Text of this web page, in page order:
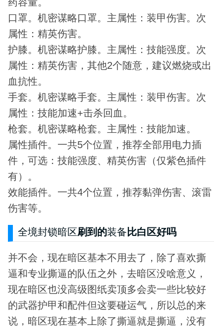
口罩。机密谋略口罩。主属性：装甲伤害。次
属性：精英伤害。
护膝。机密谋略护膝。主属性：技能强度。次
属性：精英伤害，其他2个随意，建议燃烧或出
血抗性。
手套。机密谋略手套。主属性：装甲伤害。次
属性：技能加速+击杀回血。
枪套。机密谋略枪套。主属性：技能加速。
属性插件。一共5个位置，推荐全部用电力插
件，可选：技能强度、精英伤害（仅紫色插件
有）。
效能插件。一共4个位置，推荐黏弹伤害、滚雷
伤害等。
全境封锁暗区刷到的装备 比白区好吗
并不会，现在暗区基本不用去了，除了喜欢撕
逼和专业撕逼的队伍之外，去暗区没啥意义，
现在暗区也没高级图纸卖顶多会卖一些比较好
的武器护甲和配件但这要碰运气，所以总的来
说，暗区现在基本上除了撕逼就是撕逼，没有